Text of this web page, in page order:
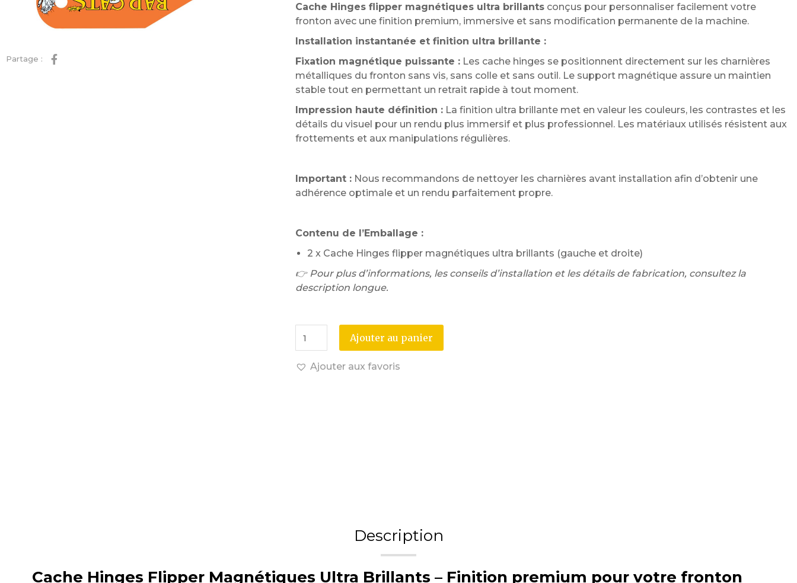
Partage :
Cache Hinges flipper magnétiques ultra brillantsconçus pour personnaliser facilement votre
fronton avec une finition premium, immersive et sans modification permanente de la machine.
Installation instantanée et finition ultra brillante :
Fixation magnétique puissante :Les cache hinges se positionnent directement sur les charnières
métalliques du fronton sans vis, sans colle et sans outil. Le support magnétique assure un maintien
stable tout en permettant un retrait rapide à tout moment.
Impression haute définition :La finition ultra brillante met en valeur les couleurs, les contrastes et les
détails du visuel pour un rendu plus immersif et plus professionnel. Les matériaux utilisés résistent aux
frottements et aux manipulations régulières.
Important :Nous recommandons de nettoyer les charnières avant installation afin d’obtenir une
adhérence optimale et un rendu parfaitement propre.
Contenu de l’Emballage :
2 x Cache Hinges flipper magnétiques ultra brillants (gauche et droite)
👉 Pour plus d’informations, les conseils d’installation et les détails de fabrication, consultez la
description longue.
Ajouter au panier
Ajouter aux favoris
Description
Cache Hinges Flipper Magnétiques Ultra Brillants – Finition premium pour votre fronton